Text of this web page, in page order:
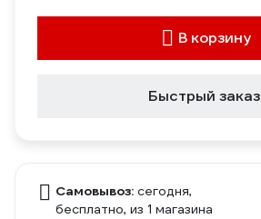
В корзину
Быстрый заказ
Самовывоз: сегодня,
бесплатно, из 1 магазина